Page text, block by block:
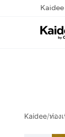
Kaidee
Kaidee/ท่อง